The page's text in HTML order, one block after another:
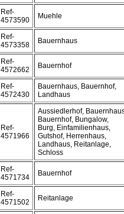
Ref-
4573590
Muehle
Ref-
4573358
Bauernhaus
Ref-
4572662
Bauernhof
Ref-
4572430
Bauernhaus, Bauernhof,
Landhaus
Ref-
4571966
Aussiedlerhof,
Bauernhof, Bungalow,
Burg, Einfamilienhaus,
Gutshof, Herrenhaus,
Landhaus, Reitanlage,
Schloss
Ref-
4571734
Bauernhof
Ref-
4571502
Reitanlage